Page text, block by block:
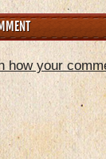
how your